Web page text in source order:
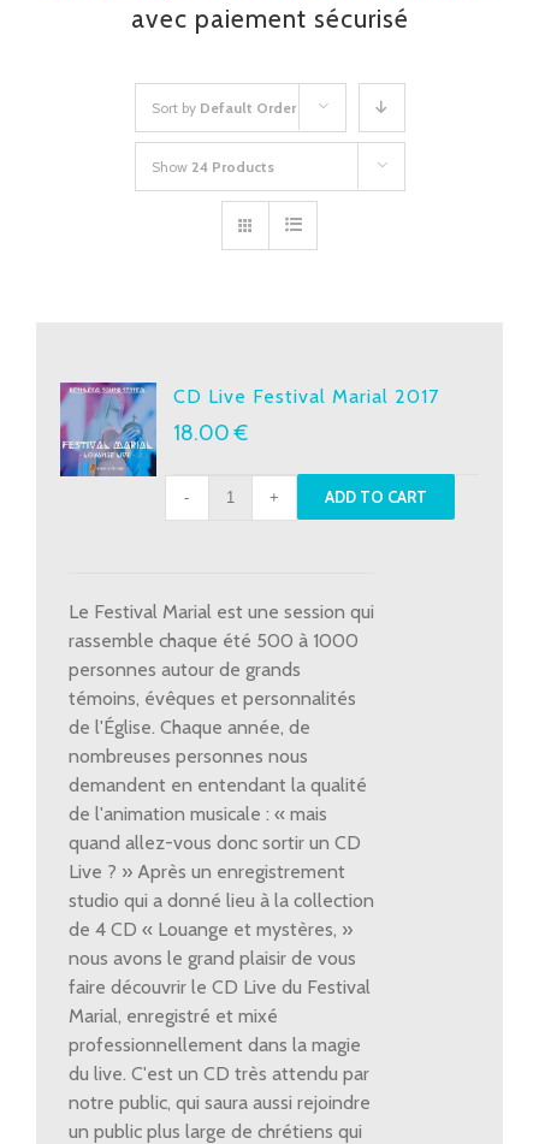
avec paiement sécurisé
Sort by Default Order
Show 24 Products
CD Live Festival Marial 2017
18.00€
CD
Live
2017
quantity
ADD TO CART
Le Festival Marial est une session qui
rassemble chaque été 500 à 1000
personnes autour de grands
témoins, évêques et personnalités
de l'Église. Chaque année, de
nombreuses personnes nous
demandent en entendant la qualité
de l'animation musicale : « mais
quand allez-vous donc sortir un CD
Live ? » Après un enregistrement
studio qui a donné lieu à la collection
de 4 CD « Louange et mystères, »
nous avons le grand plaisir de vous
faire découvrir le CD Live du Festival
Marial, enregistré et mixé
professionnellement dans la magie
du live. C'est un CD très attendu par
notre public, qui saura aussi rejoindre
un public plus large de chrétiens qui